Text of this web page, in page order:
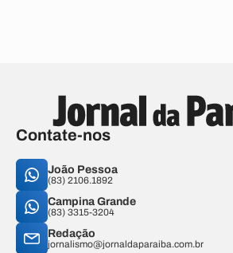
Contate-nos
João Pessoa
(83) 2106.1892
Campina Grande
(83) 3315-3204
Redação
jornalismo@jornaldaparaiba.com.br